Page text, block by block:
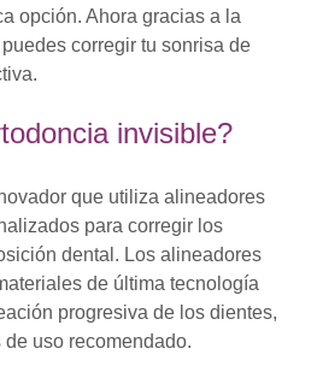
opción. Ahora gracias a la
corregir tu sonrisa de
invisible?
que utiliza alineadores
para corregir los
dental. Los alineadores
de última tecnología
progresiva de los dientes,
uso recomendado.